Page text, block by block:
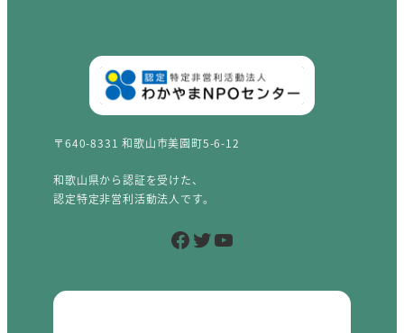
〒640-8331 和歌山市美園町5-6-12
和歌山県から認証を受けた、
認定特定非営利活動法人です。
Facebook Twitter YouTube